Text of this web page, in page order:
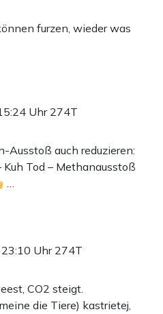
furzen, wieder was
Uhr 274T
Ausstoß auch reduzieren:
Tod – Methanausstoß
…
Uhr 274T
CO2 steigt.
die Tiere) kastrietej,